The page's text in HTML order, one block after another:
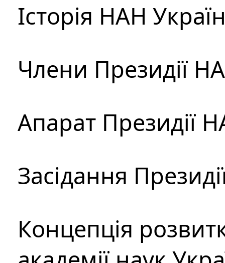
Історія НАН
Члени Президії
Апарат Президії
Засідання
Концепція